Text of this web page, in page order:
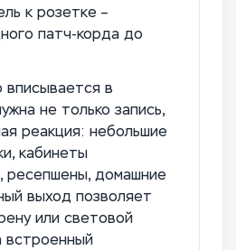
к розетке –
патч-корда до
в
не только запись,
реакция: небольшие
кабинеты
ресепшены, домашние
выход позволяет
или световой
встроенный